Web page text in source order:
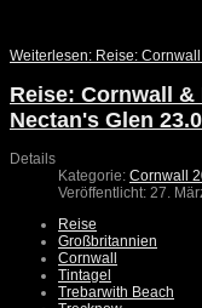
Weiterlesen: Reise:
Reise: Cornwall
Nectan's Glen
Details
Kategorie: Cornwall
Veröffentlicht: 27.
Reise
Großbritannien
Cornwall
Tintagel
Trebarwith Beach